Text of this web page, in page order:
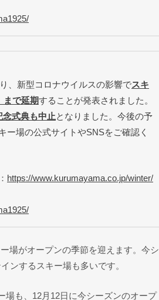
、新型コロナウイルスの影響でスキ
まで延期することが発表されました。
式典も中止となりました。今後の予
ー場の公式サイトやSNSをご確認く
https://www.kurumayama.co.jp/winter/
場がオープンの季節を迎えます。今シ
ンするスキー場も多いです。
場も、12月12日に今シーズンのオープ